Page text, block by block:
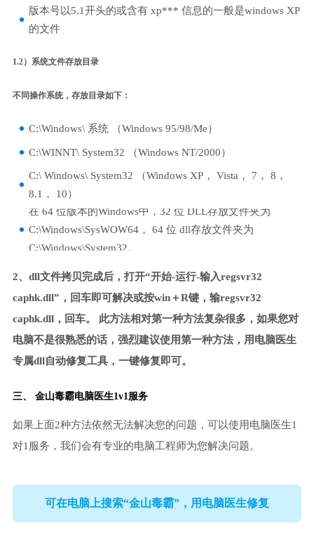
版本号以5.1开头的或含有 xp*** 信息的一般是windows XP
的文件
1.2）系统文件存放目录
不同操作系统，存放目录如下：
C:\Windows\ 系统 （Windows 95/98/Me）
C:\WINNT\ System32 （Windows NT/2000）
C:\ Windows\ System32 （Windows XP， Vista， 7， 8，
8.1， 10）
在 64 位版本的Windows中，32 位 DLL存放文件夹为
C:\Windows\SysWOW64， 64 位 dll存放文件夹为
C:\Windows\System32。
2、dll文件拷贝完成后，打开“开始-运行-输入regsvr32
caphk.dll”，回车即可解决或按win＋R键，输regsvr32
caphk.dll，回车。 此方法相对第一种方法复杂很多，如果您对
电脑不是很熟悉的话，强烈建议使用第一种方法，用电脑医生
专属dll自动修复工具，一键修复即可。
三、 金山毒霸电脑医生1v1服务
如果上面2种方法依然无法解决您的问题，可以使用电脑医生1
对1服务，我们会有专业的电脑工程师为您解决问题。
可在电脑上搜索“金山毒霸”，用电脑医生修复